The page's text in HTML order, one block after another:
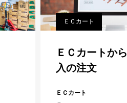
ＥＣカート
ＥＣカートからの定期購